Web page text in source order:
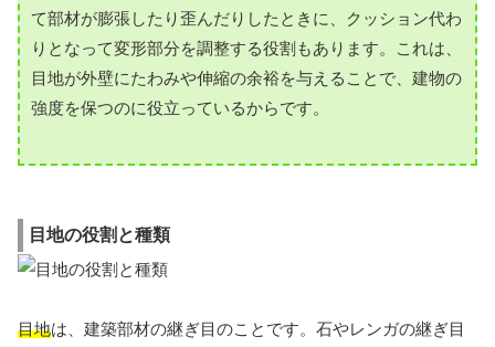
て部材が膨張したり歪んだりしたときに、クッション代わ
りとなって変形部分を調整する役割もあります。これは、
目地が外壁にたわみや伸縮の余裕を与えることで、建物の
強度を保つのに役立っているからです。
目地の役割と種類
目地は、建築部材の継ぎ目のことです。石やレンガの継ぎ目